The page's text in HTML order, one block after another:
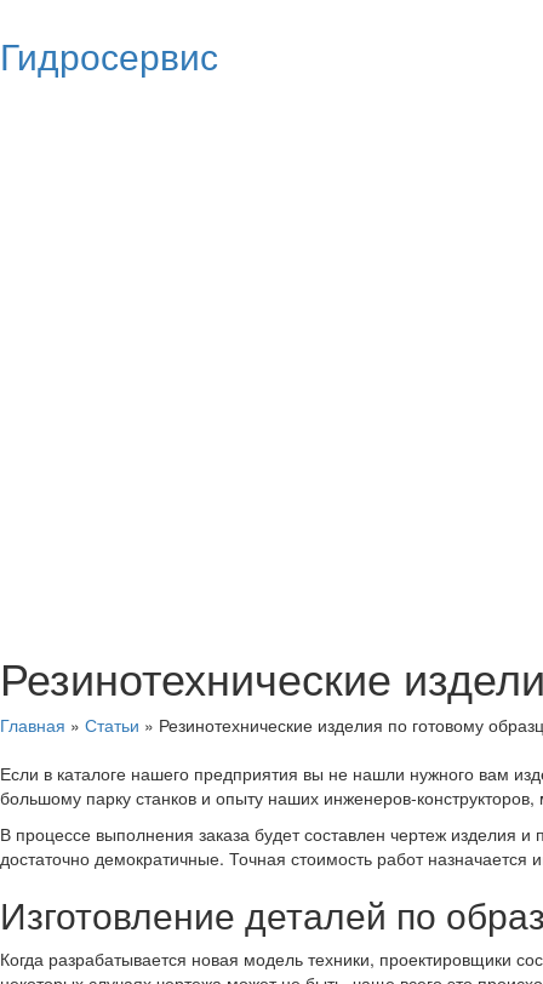
Гидросервис
Резинотехнические
Главная » Статьи » Резинотехнические изделия по готовому
Если в каталоге нашего предприятия вы не нашли нужного вам
большому парку станков и опыту наших инженеров-
В процессе выполнения заказа будет составлен чертеж изделия
достаточно демократичные. Точная стоимость работ
Изготовление деталей по
Когда разрабатывается новая модель техники, проектировщики